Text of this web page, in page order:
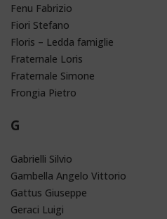
Fenu Fabrizio
Fiori Stefano
Floris – Ledda famiglie
Fraternale Loris
Fraternale Simone
Frongia Pietro
G
Gabrielli Silvio
Gambella Angelo Vittorio
Gattus Giuseppe
Geraci Luigi